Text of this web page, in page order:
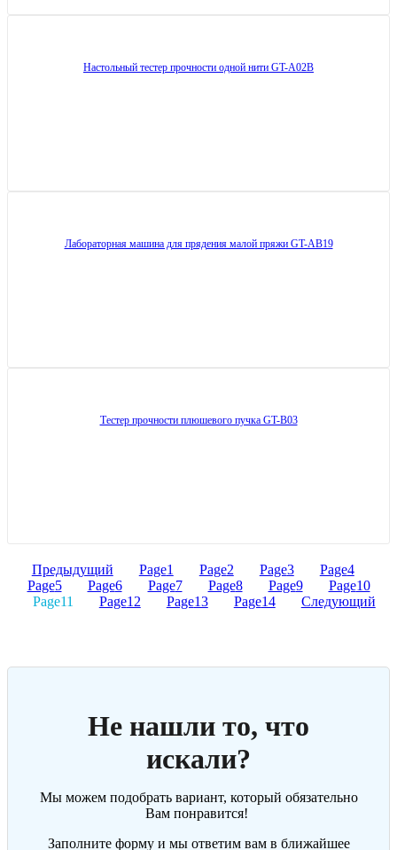
Настольный тестер прочности одной нити GT-A02B
Лабораторная машина для прядения малой пряжи GT-AB19
Тестер прочности плюшевого пучка GT-B03
Предыдущий Page1 Page2 Page3 Page4
Page5 Page6 Page7 Page8 Page9 Page10
Page11 Page12 Page13 Page14 Следующий
Не нашли то, что
искали?
Мы можем подобрать вариант, который обязательно
Вам понравится!
Заполните форму и мы ответим вам в ближайшее